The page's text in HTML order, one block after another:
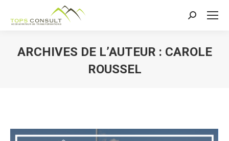
Recherche
ARCHIVES DE L’AUTEUR : CAROLE
ROUSSEL